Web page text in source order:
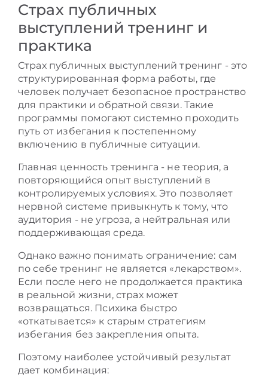
Страх публичных
выступлений тренинг и
практика
Страх публичных выступлений тренинг - это
структурированная форма работы, где
человек получает безопасное пространство
для практики и обратной связи. Такие
программы помогают системно проходить
путь от избегания к постепенному
включению в публичные ситуации.
Главная ценность тренинга - не теория, а
повторяющийся опыт выступлений в
контролируемых условиях. Это позволяет
нервной системе привыкнуть к тому, что
аудитория - не угроза, а нейтральная или
поддерживающая среда.
Однако важно понимать ограничение: сам
по себе тренинг не является «лекарством».
Если после него не продолжается практика
в реальной жизни, страх может
возвращаться. Психика быстро
«откатывается» к старым стратегиям
избегания без закрепления опыта.
Поэтому наиболее устойчивый результат
дает комбинация: